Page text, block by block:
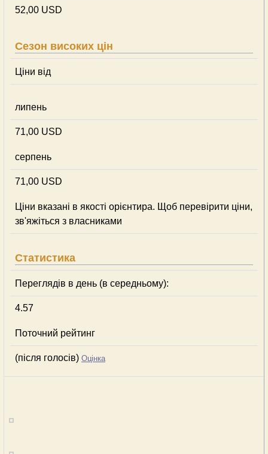
52,00 USD
Сезон високих цін
Ціни від
липень
71,00 USD
серпень
71,00 USD
Ціни вказані в якості орієнтира. Щоб перевірити ціни,
зв'яжіться з власниками
Статистика
Переглядів в день (в середньому):
4.57
Поточний рейтинг
(після голосів) Оцінка